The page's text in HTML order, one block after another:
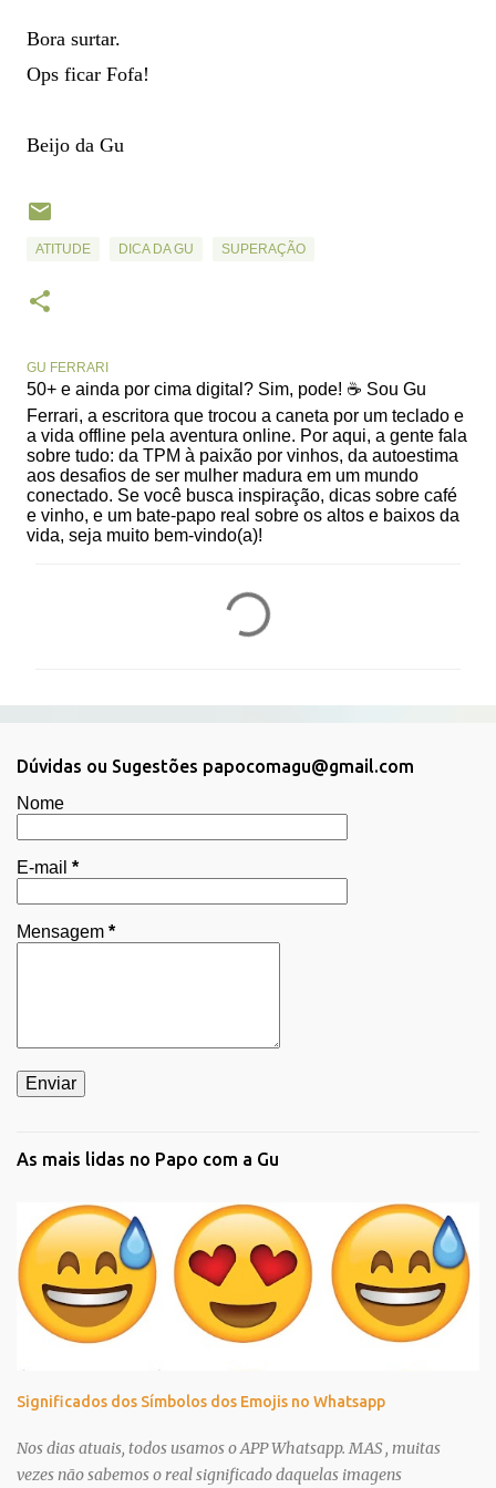
Bora surtar.
Ops ficar Fofa!
Beijo da Gu
ATITUDE DICA DA GU SUPERAÇÃO
GU FERRARI
50+ e ainda por cima digital? Sim, pode! ☕ Sou Gu
Ferrari, a escritora que trocou a caneta por um teclado e
a vida offline pela aventura online. Por aqui, a gente fala
sobre tudo: da TPM à paixão por vinhos, da autoestima
aos desafios de ser mulher madura em um mundo
conectado. Se você busca inspiração, dicas sobre café
e vinho, e um bate-papo real sobre os altos e baixos da
vida, seja muito bem-vindo(a)!
t
r
i
o
s
Dúvidas ou Sugestões papocomagu@gmail.com
Nome
E-mail *
Mensagem *
As mais lidas no Papo com a Gu
Significados dos Símbolos dos Emojis no Whatsapp
Nos dias atuais, todos usamos o APP Whatsapp. MAS , muitas
vezes não sabemos o real significado daquelas imagens